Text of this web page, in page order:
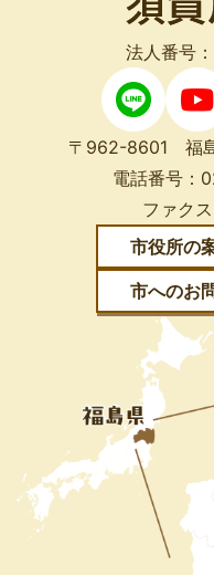
法人番号
〒962-8601 福
電話番号：
ファクス
市役所の
市へのお